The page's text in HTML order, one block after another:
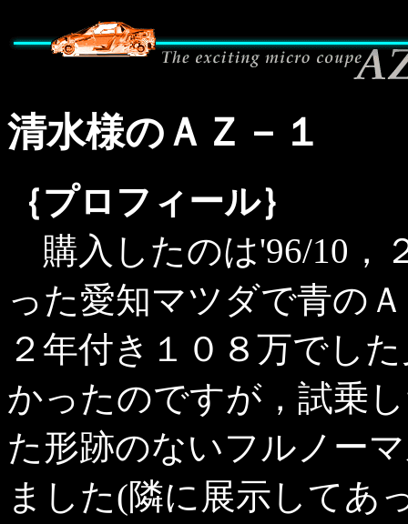
清水様のＡＺ－１
｛プロフィール｝
購入したのは'96/10，
った愛知マツダで青の
２年付き１０８万でし
かったのですが，試乗
た形跡のないフルノー
ました(隣に展示してあ